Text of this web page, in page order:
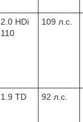
2.0 HDi
110
109 л.с.
1.9 TD 92 л.с.